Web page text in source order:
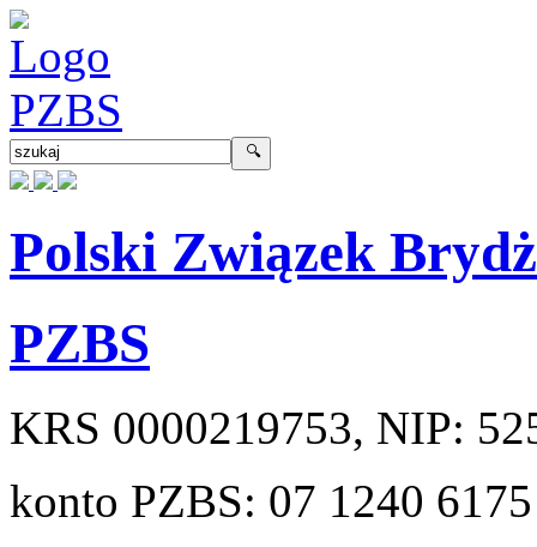
Polski Związek
PZBS
KRS 0000219753, NIP:
konto PZBS: 07 1240